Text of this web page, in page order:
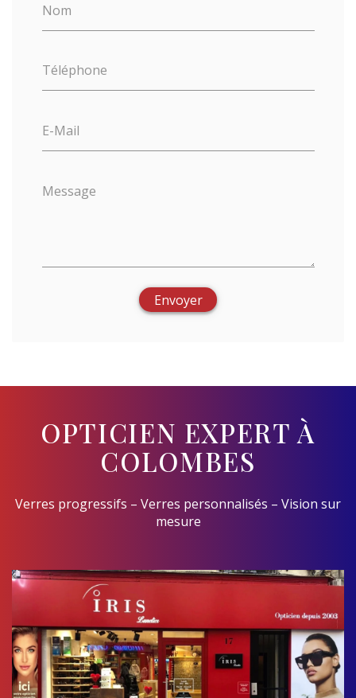
Nom
Téléphone
E-Mail
Message
Envoyer
OPTICIEN EXPERT À
COLOMBES
Verres progressifs – Verres personnalisés – Vision sur
mesure